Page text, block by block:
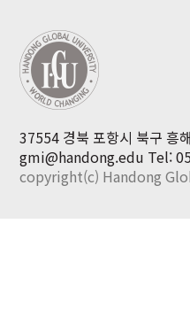
37554 경북 포항시 북구 흥
gmi@handong.edu Tel:
copyright(c) Handong